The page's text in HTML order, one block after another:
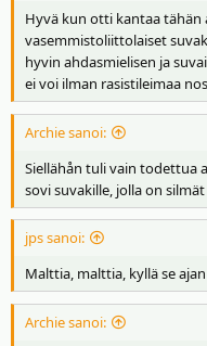
Hyvä kun otti kantaa tähän
vasemmistoliittolaiset
hyvin ahdasmielisen ja
ei voi ilman rasistileimaa
Archie sanoi:
Siellähån tuli vain todettua
sovi suvakille, jolla on
jps sanoi:
Malttia, malttia, kyllä se
Archie sanoi: